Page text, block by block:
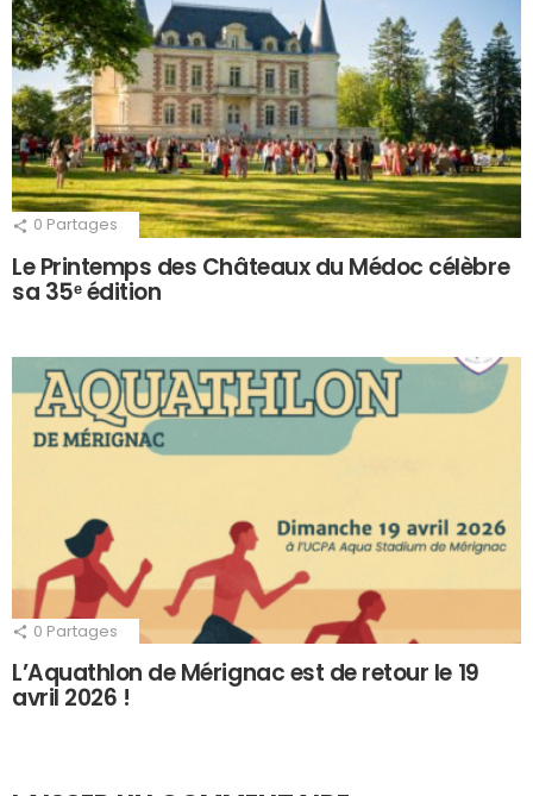
0 Partages
Le Printemps des Châteaux du Médoc célèbre
sa 35ᵉ édition
0 Partages
L’Aquathlon de Mérignac est de retour le 19
avril 2026 !